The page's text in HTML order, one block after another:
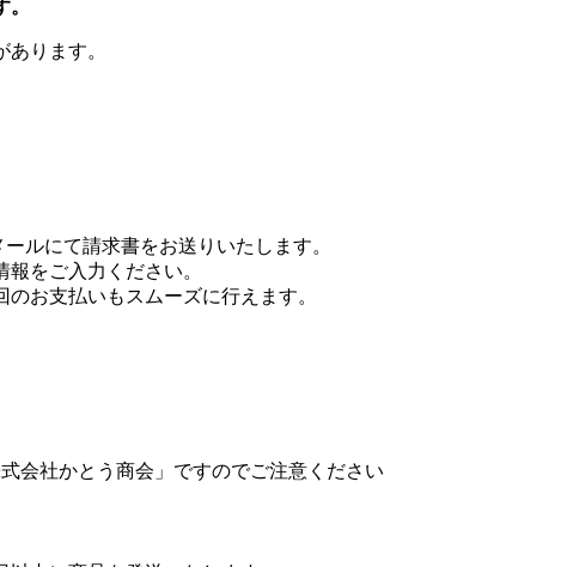
ります。
ルにて請求書をお送りいたします。
をご入力ください。
お支払いもスムーズに行えます。
会社かとう商会」ですのでご注意ください